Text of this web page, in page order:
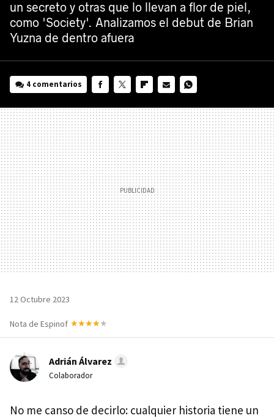
un secreto y otras que lo llevan a flor de piel,
como 'Society'. Analizamos el debut de Brian
Yuzna de dentro afuera
4 comentarios
MAIL
12 Octubre 2023
Nota de Espinof
Adrián Álvarez
Colaborador
No me canso de decirlo: cualquier historia tiene un